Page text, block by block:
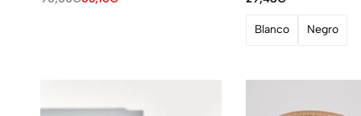
Blanco Negro